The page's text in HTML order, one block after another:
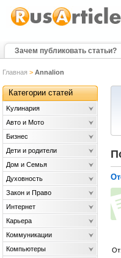
Зачем публиковать статьи?
Главная > Annalion
От:
Категории статей
Kулинария
Авто и Мото
Бизнес
Дети и родители
Дом и Семья
Духовность
Закон и Право
Интернет
Карьера
Коммуникации
Компьютеры